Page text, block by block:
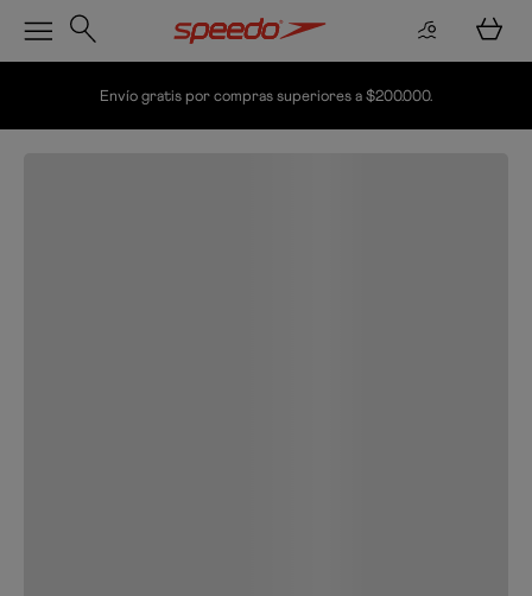
Envío gratis por compras superiores a $200.000.